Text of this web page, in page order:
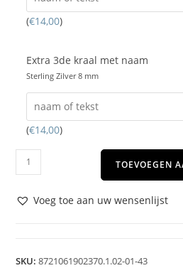
(€14,00)
Extra 3de kraal met naam
Sterling Zilver 8 mm
(€14,00)
TOEVOEGEN
Voeg toe aan uw wensenlijst
SKU:8721061902370.1.02-01-43